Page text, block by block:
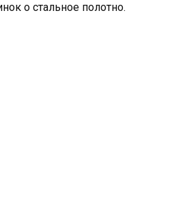
о стальное полотно.